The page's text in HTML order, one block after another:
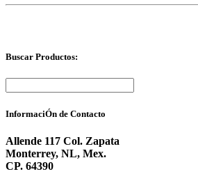
Buscar Productos:
InformaciÓn de Contacto
Allende 117 Col. Zapata
Monterrey, NL, Mex.
CP. 64390